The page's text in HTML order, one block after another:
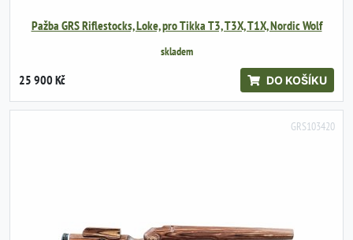
Pažba GRS Riflestocks, Loke, pro Tikka T3, T3X, T1X, Nordic Wolf
skladem
25 900 Kč DO KOŠÍKU
GRS103420